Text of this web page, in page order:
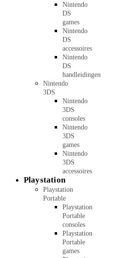
Nintendo
DS
games
Nintendo
DS
accessoires
Nintendo
DS
handleidingen
Nintendo
3DS
Nintendo
3DS
consoles
Nintendo
3DS
games
Nintendo
3DS
accessoires
Playstation
Playstation
Portable
Playstation
Portable
consoles
Playstation
Portable
games